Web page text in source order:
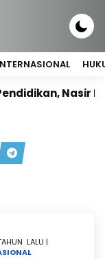
Nasir
LALU |